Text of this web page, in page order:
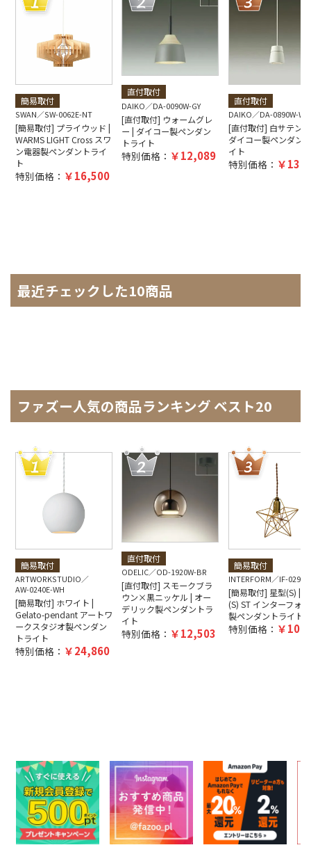
簡易取付
SWAN SW-0062E-NT
[簡易取付] プライウッド |
WARMS LIGHT Cross スワ
ン電器製ペンダントライ
ト
特別価格： 16,500
直付取付
DAIKO DA-0090W-GY
[直付取付] ウォームグレ
ー | ダイコー製ペンダン
トライト
特別価格： 12,089
直付取付
DAIKO DA-0890W-WH
[直付取付] 白サテン
ダイコー製ペンダン
イト
特別価格：
最近チェックした10商品
ファズー人気の商品ランキング ベスト20
簡易取付
ARTWORKSTUDIO
AW-0240E-WH
[簡易取付] ホワイト |
Gelato-pendant アートワ
ークスタジオ製ペンダン
トライト
特別価格： 24,860
直付取付
ODELIC OD-1920W-BR
[直付取付] スモークブラ
ウン×黒ニッケル | オー
デリック製ペンダントラ
イト
特別価格： 12,503
簡易取付
INTERFORM IF-
[簡易取付] 星型(S) |
(S) ST インターフォ
製ペンダントライト
特別価格：